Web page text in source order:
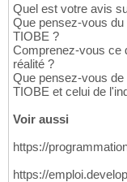
Quel est votre avis
Que pensez-vous
TIOBE ?
Comprenez-vous ce
réalité ?
Que pensez-vous de
TIOBE et celui de
Voir aussi
https://
https://